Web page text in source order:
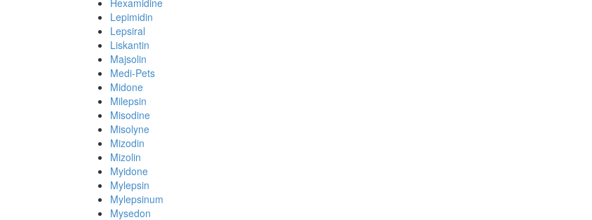
Hexamidine
Lepimidin
Lepsiral
Liskantin
Majsolin
Medi-Pets
Midone
Milepsin
Misodine
Misolyne
Mizodin
Mizolin
Myidone
Mylepsin
Mylepsinum
Mysedon